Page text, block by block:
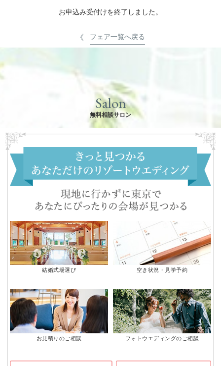
お申込み受付けを終了しました。
フェア一覧へ戻る
Salon
無料相談サロン
結婚式場選び 空き状況・見学予約
お見積りのご相談 フォトウエディングのご相談